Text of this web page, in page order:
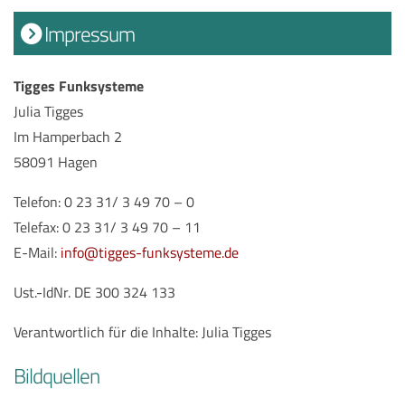
Impressum
Tigges Funksysteme
Julia Tigges
Im Hamperbach 2
58091 Hagen
Telefon: 0 23 31/ 3 49 70 – 0
Telefax: 0 23 31/ 3 49 70 – 11
E-Mail: info@tigges-funksysteme.de
Ust.-IdNr. DE 300 324 133
Verantwortlich für die Inhalte: Julia Tigges
Bildquellen